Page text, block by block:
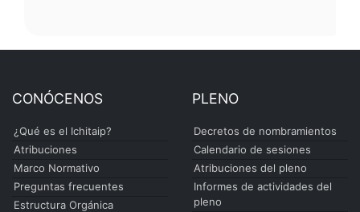
CONÓCENOS
¿Qué es el Ichitaip?
Atribuciones
Marco Normativo
Preguntas frecuentes
Estructura Orgánica
PLENO
Decretos de nombramientos
Calendario de sesiones
Atribuciones del pleno
Informes de actividades del
pleno